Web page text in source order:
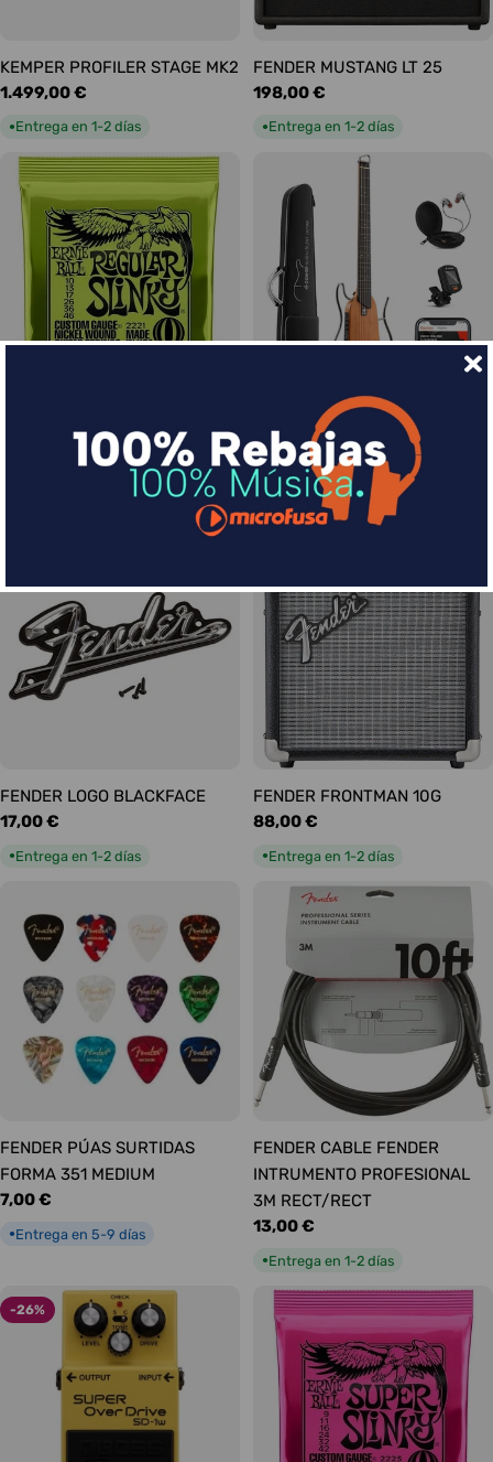
KEMPER PROFILER STAGE MK2
Precio
habitual
1.499,00 €
●Entrega en 1-2 días
FENDER MUSTANG LT 25
Precio
habitual
198,00 €
●Entrega en 1-2 días
Slinky Regular 10-46
DONNER HUSH-I Silent Guitar
Caoba
Precio
habitual
339,00 €
Entrega en 1-2 días
FENDER LOGO BLACKFACE
Precio
17,00 €
●Entrega en 1-2 días
FENDER FRONTMAN 10G
Precio
88,00 €
●Entrega en 1-2 días
FENDER PÚAS SURTIDAS
FORMA 351 MEDIUM
Precio
7,00 €
●Entrega en 5-9 días
FENDER CABLE FENDER
INTRUMENTO PROFESIONAL
3M RECT/RECT
Precio
13,00 €
●Entrega en 1-2 días
-26%